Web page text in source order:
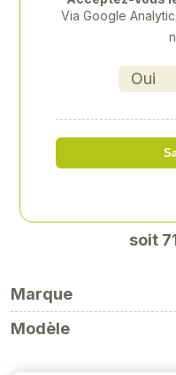
soit
Marque
Modèle
Oui
Via Google